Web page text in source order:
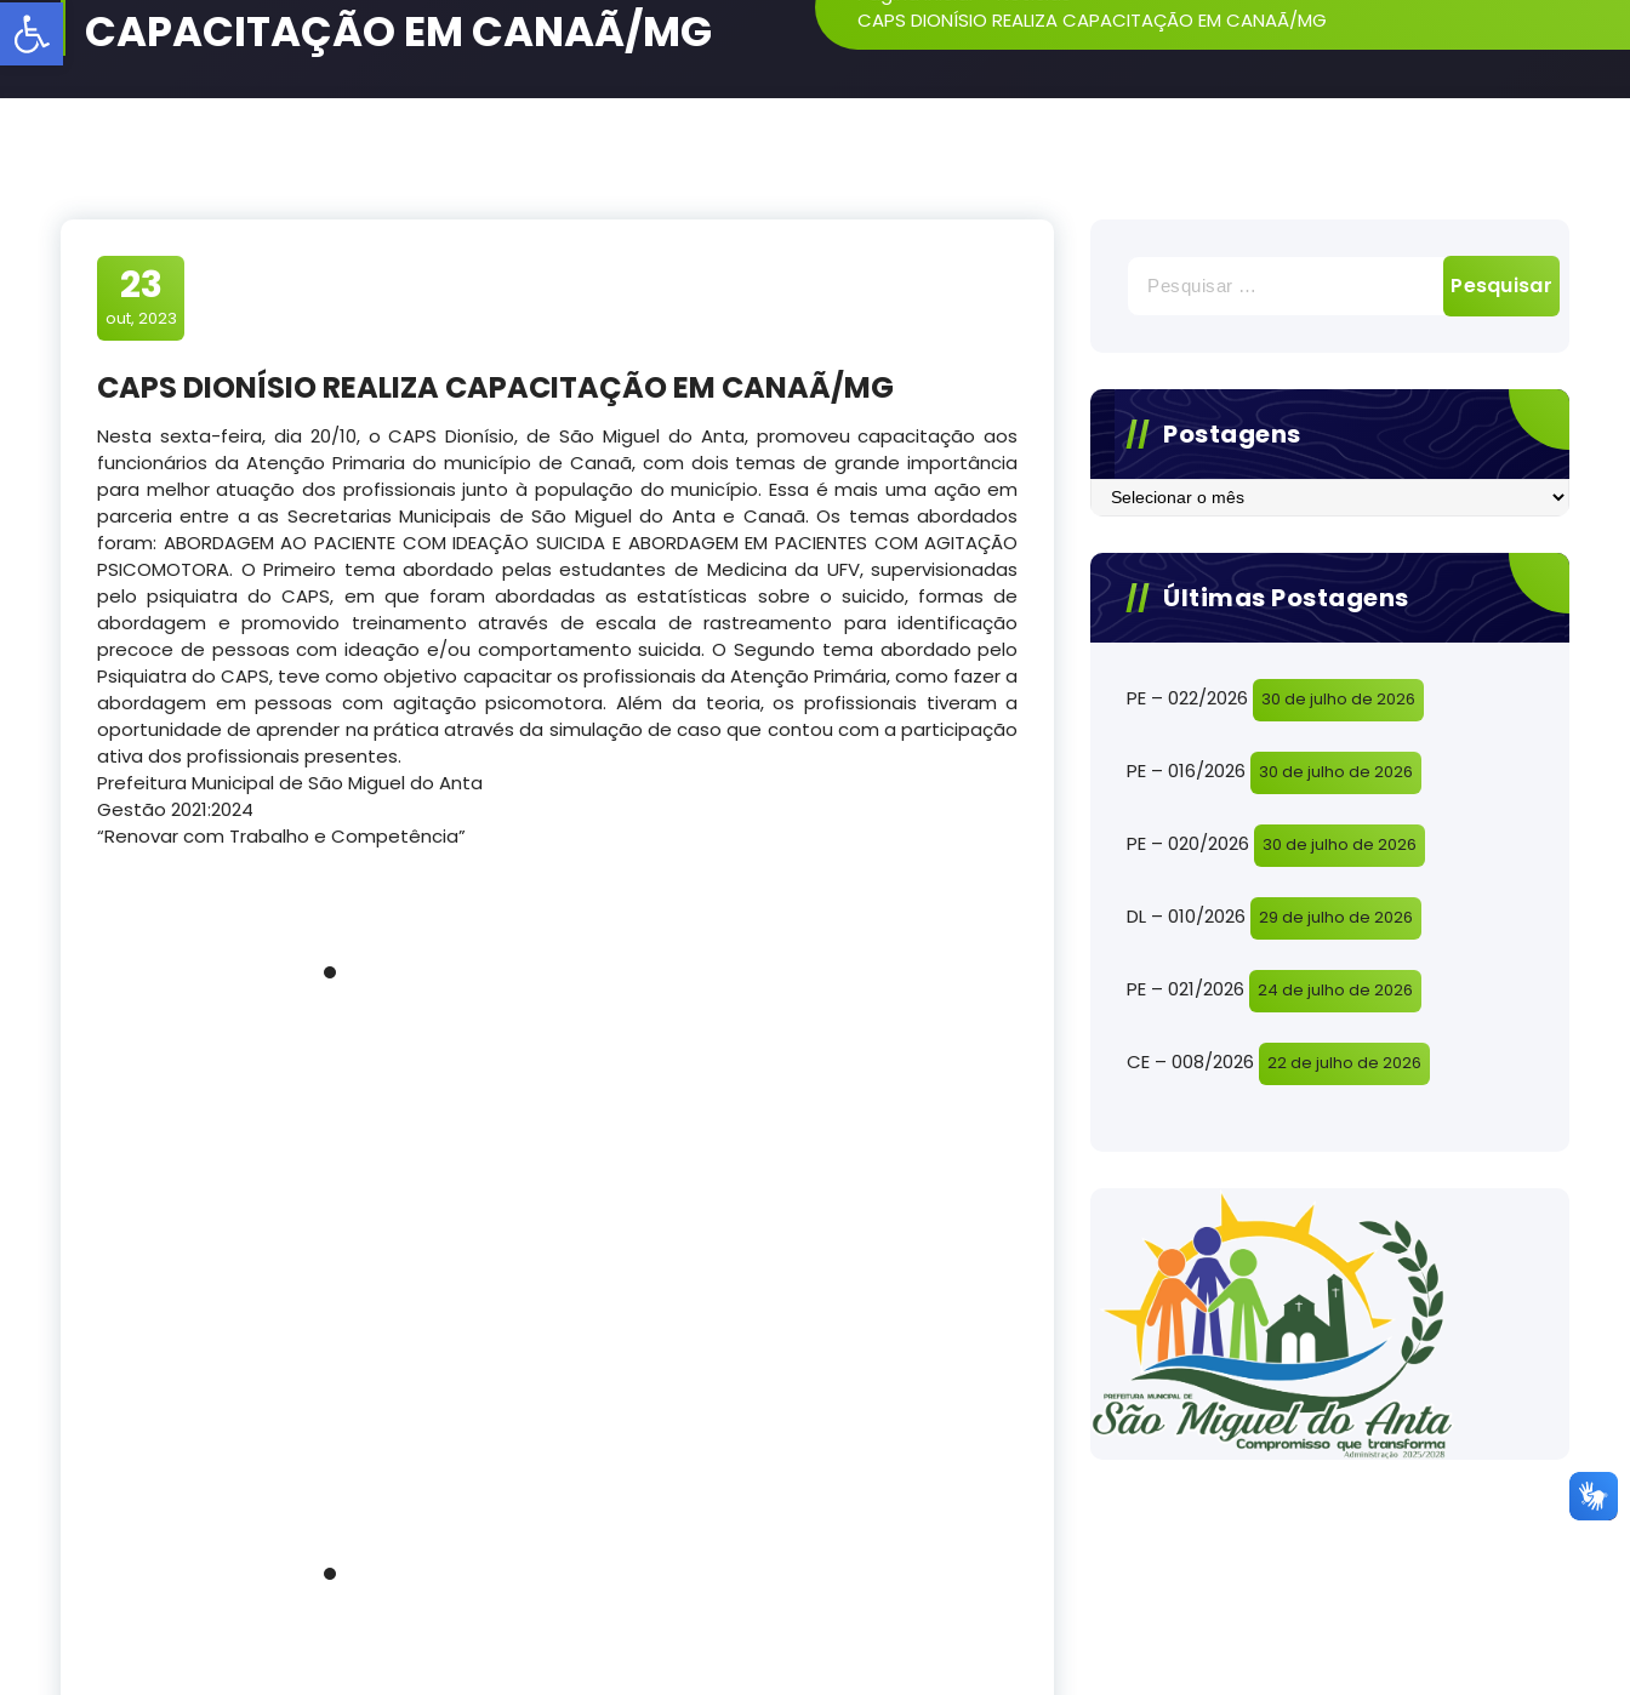
Barra de Ferramentas AbertaCAPACITAÇÃO EM CANAÃ/MG
CAPS DIONÍSIO REALIZA CAPACITAÇÃO EM CANAÃ/MG
23
out, 2023
CAPS DIONÍSIO REALIZA CAPACITAÇÃO EM CANAÃ/MG
Nesta sexta-feira, dia 20/10, o CAPS Dionísio, de São Miguel do Anta, promoveu capacitação aos
funcionários da Atenção Primaria do município de Canaã, com dois temas de grande importância
para melhor atuação dos profissionais junto à população do município. Essa é mais uma ação em
parceria entre a as Secretarias Municipais de São Miguel do Anta e Canaã. Os temas abordados
foram: ABORDAGEM AO PACIENTE COM IDEAÇÃO SUICIDA E ABORDAGEM EM PACIENTES COM AGITAÇÃO
PSICOMOTORA. O Primeiro tema abordado pelas estudantes de Medicina da UFV, supervisionadas
pelo psiquiatra do CAPS, em que foram abordadas as estatísticas sobre o suicido, formas de
abordagem e promovido treinamento através de escala de rastreamento para identificação
precoce de pessoas com ideação e/ou comportamento suicida. O Segundo tema abordado pelo
Psiquiatra do CAPS, teve como objetivo capacitar os profissionais da Atenção Primária, como fazer a
abordagem em pessoas com agitação psicomotora. Além da teoria, os profissionais tiveram a
oportunidade de aprender na prática através da simulação de caso que contou com a participação
ativa dos profissionais presentes.
Prefeitura Municipal de São Miguel do Anta
Gestão 2021:2024
“Renovar com Trabalho e Competência”
por:
Postagens
Postagens
Últimas Postagens
PE – 022/2026 30 de julho de 2026
PE – 016/2026 30 de julho de 2026
PE – 020/2026 30 de julho de 2026
DL – 010/2026 29 de julho de 2026
PE – 021/2026 24 de julho de 2026
CE – 008/2026 22 de julho de 2026